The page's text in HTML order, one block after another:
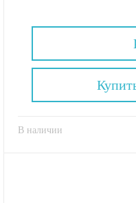
В наличии